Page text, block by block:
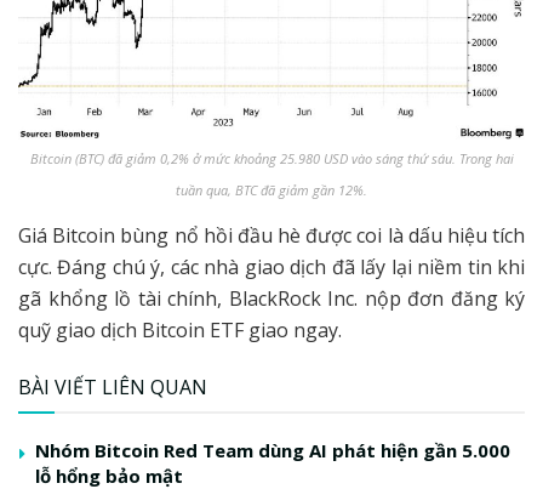
Bitcoin (BTC) đã giảm 0,2% ở mức khoảng 25.980 USD vào sáng thứ sáu. Trong hai
tuần qua, BTC đã giảm gần 12%.
Giá Bitcoin bùng nổ hồi đầu hè được coi là dấu hiệu tích
cực. Đáng chú ý, các nhà giao dịch đã lấy lại niềm tin khi
gã khổng lồ tài chính, BlackRock Inc. nộp đơn đăng ký
quỹ giao dịch Bitcoin ETF giao ngay.
BÀI VIẾT LIÊN QUAN
Nhóm Bitcoin Red Team dùng AI phát hiện gần 5.000
lỗ hổng bảo mật